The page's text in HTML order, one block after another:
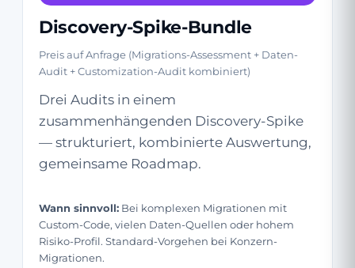
Discovery-Spike-Bundle
Preis auf Anfrage (Migrations-Assessment + Daten-
Audit + Customization-Audit kombiniert)
Drei Audits in einem
zusammenhängenden Discovery-Spike
— strukturiert, kombinierte Auswertung,
gemeinsame Roadmap.
Wann sinnvoll: Bei komplexen Migrationen mit
Custom-Code, vielen Daten-Quellen oder hohem
Risiko-Profil. Standard-Vorgehen bei Konzern-
Migrationen.